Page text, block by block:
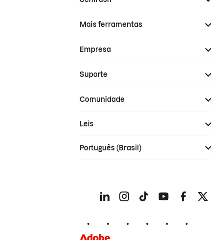
Mais ferramentas
Empresa
Suporte
Comunidade
Leis
Português (Brasil)